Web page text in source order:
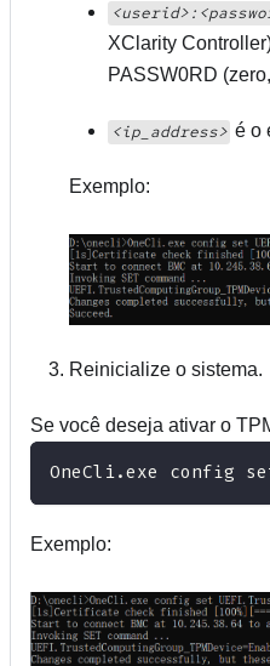
XClarity Controller
PASSW0RD
<ip_address> é o
Exemplo:
Reinicialize o sistema.
Se você deseja ativar o
OneCli.exe config set
Exemplo: